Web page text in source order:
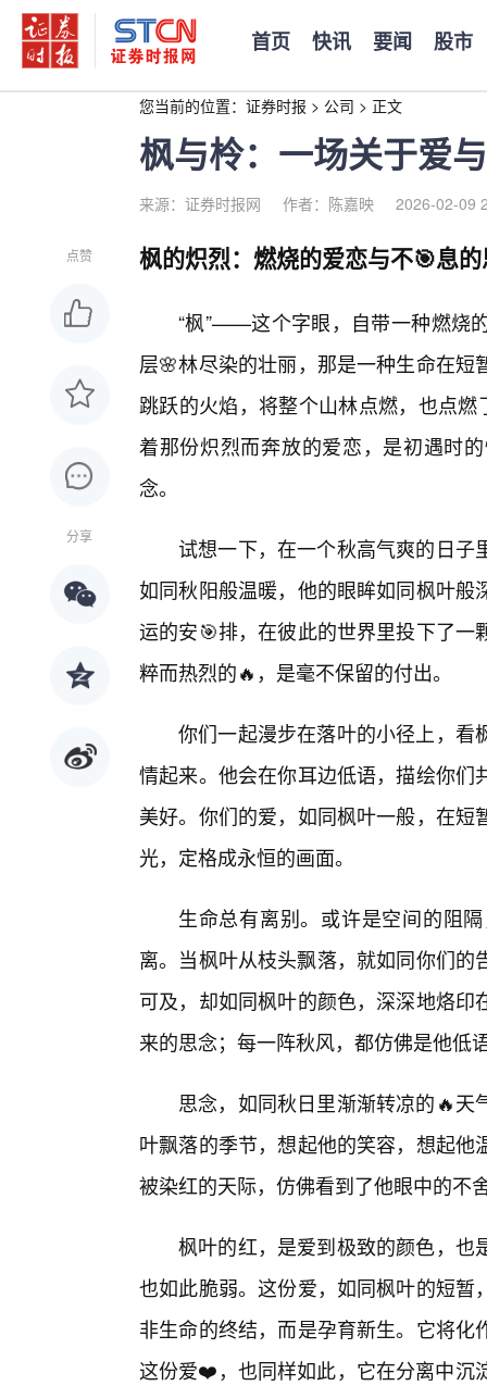
首页 快讯 要闻 股市
您当前的位置： 证券时报 > 公司 > 正文
枫与柃：一场关于爱
来源：证券时报网 作者：陈嘉映 2026-02-09
点赞
分享
枫的炽烈：燃烧的爱恋与不🎯息
“枫”——这个字眼，自带一种燃烧
层🌸林尽染的壮丽，那是一种生命在
跳跃的火焰，将整个山林点燃，也点
着那份炽烈而奔放的爱恋，是初遇时
念。
试想一下，在一个秋高气爽的日子
如同秋阳般温暖，他的眼眸如同枫叶
运的安🎯排，在彼此的世界里投下了
粹而热烈的🔥，是毫不保留的付出。
你们一起漫步在落叶的小径上，看
情起来。他会在你耳边低语，描绘你
美好。你们的爱，如同枫叶一般，在
光，定格成永恒的画面。
生命总有离别。或许是空间的阻
离。当枫叶从枝头飘落，就如同你们
可及，却如同枫叶的颜色，深深地烙
来的思念；每一阵秋风，都仿佛是他低
思念，如同秋日里渐渐转凉的🔥
叶飘落的季节，想起他的笑容，想起
被染红的天际，仿佛看到了他眼中的不
枫叶的红，是爱到极致的颜色，也
也如此脆弱。这份爱，如同枫叶的短
非生命的终结，而是孕育新生。它将
这份爱❤️，也同样如此，它在分离中沉